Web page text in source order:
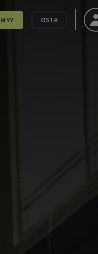
MYY OSTA